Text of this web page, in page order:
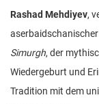
Rashad Mehdiyev,
Simurgh, der
Wiedergeburt und
Tradition mit dem